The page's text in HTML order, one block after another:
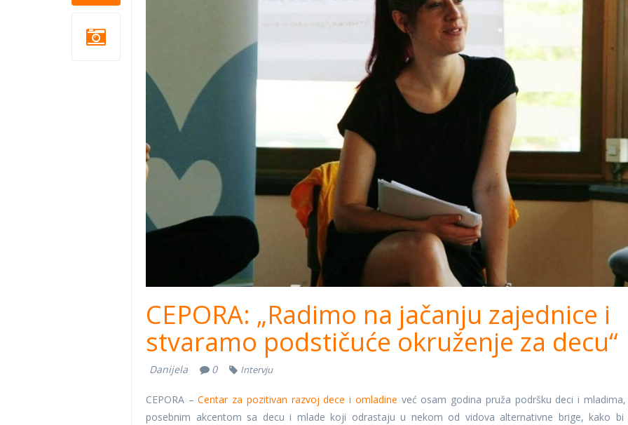
CEPORA: „Radimo na jačanju zajednice i
stvaramo podstičuće okruženje za decu“
Danijela 0 Intervju
CEPORA –Centar za pozitivan razvoj dece i omladine već osam godina pruža podršku deci i
posebnim akcentom sa decu i mlade koji odrastaju u nekom od vidova alternativne brige, kako bi